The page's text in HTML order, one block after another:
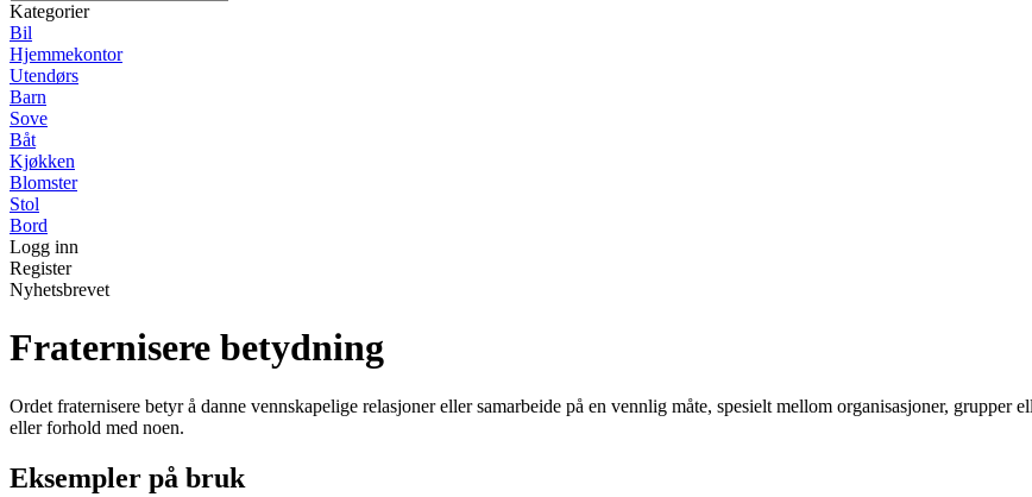
Kategorier
Bil
Hjemmekontor
Utendørs
Barn
Sove
Båt
Kjøkken
Blomster
Stol
Bord
Logg inn
Register
Nyhetsbrevet
Fraternisere betydning
Ordet fraternisere betyr å danne vennskapelige relasjoner eller samarbeide på en vennlig måte, spesielt mellom organisasjoner,
eller forhold med noen.
Eksempler på bruk